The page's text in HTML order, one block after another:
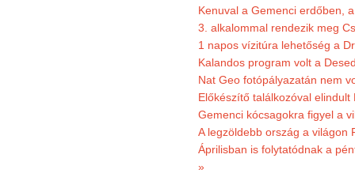
Kenuval a Gemenci erdőben,
3. alkalommal rendezik meg
1 napos vízitúra lehetőség a
Kalandos program volt a
Nat Geo fotópályazatán nem
Előkészítő találkozóval
Gemenci kócsagokra figyel a
A legzöldebb ország a világon
Áprilisban is folytatódnak a
»